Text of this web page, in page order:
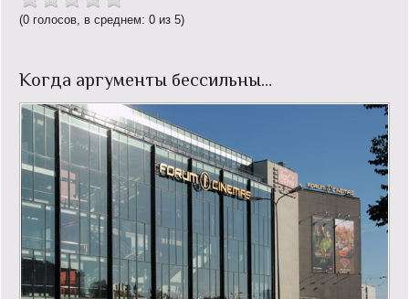
(0 голосов, в среднем: 0 из 5)
Когда аргументы бессильны…